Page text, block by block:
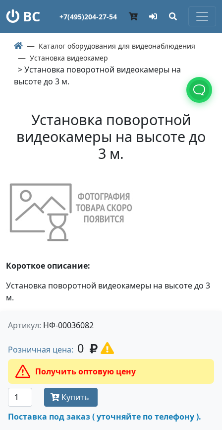
ВС +7(495)204-27-54
Каталог оборудования для видеонаблюдения
Установка видеокамер
> Установка поворотной видеокамеры на
высоте до 3 м.
Установка поворотной
видеокамеры на высоте до
3 м.
Короткое описание:
Установка поворотной видеокамеры на высоте до 3
м.
Артикул: НФ-00036082
Розничная цена: 0
Получить оптовую цену
Купить
Поставка под заказ ( уточняйте по телефону ).